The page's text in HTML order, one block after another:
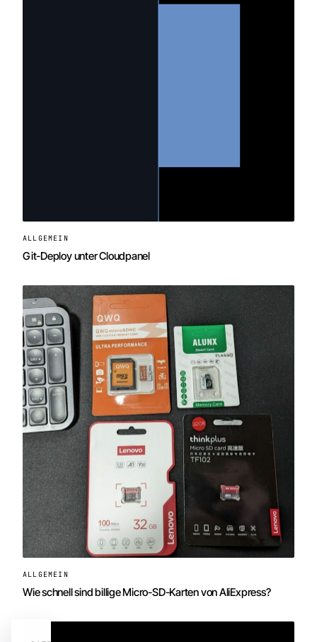
ALLGEMEIN
Git-Deploy unter Cloudpanel
ALLGEMEIN
Wie schnell sind billige Micro-SD-Karten von AliExpress?